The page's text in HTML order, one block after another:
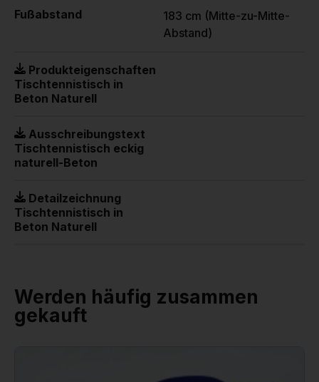
Fußabstand
183 cm (Mitte-zu-Mitte-
Abstand)
Produkteigenschaften
Tischtennistisch in
Beton Naturell
Ausschreibungstext
Tischtennistisch eckig
naturell-Beton
Detailzeichnung
Tischtennistisch in
Beton Naturell
Werden häufig zusammen
gekauft